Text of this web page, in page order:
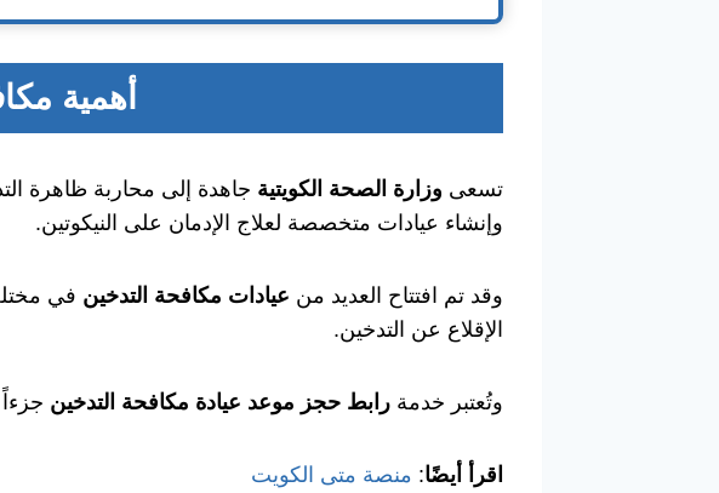
أهمية
تسعى وزارة الصحة الكويتية جاهدة إلى محاربة ظاهرة
وإنشاء عيادات متخصصة لعلاج الإدمان على النيكوتين.
وقد تم افتتاح العديد من عيادات مكافحة التدخين في
الإقلاع عن التدخين.
وتُعتبر خدمة رابط حجز موعد عيادة مكافحة التدخين
اقرأ أيضًا: منصة متى الكويت